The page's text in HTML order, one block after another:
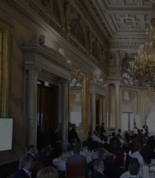
Datenschutzeinstellungen der Nutzer auf der
Youtube-Plattform zu verfolgen und zu
YouTube (Google)
Registriert eine eindeutige ID, um Statistiken
der Videos von YouTube, die der Benutzer
gesehen hat, zu behalten.